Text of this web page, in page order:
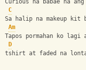
Curious na babae na
C
Sa halip na makeup
Am
Tapos pormahan ko lagi
D
tshirt at faded na